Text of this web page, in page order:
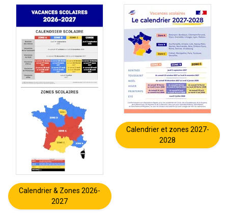
Calendrier & Zones 2026-
2027
Calendrier et zones 2027-
2028